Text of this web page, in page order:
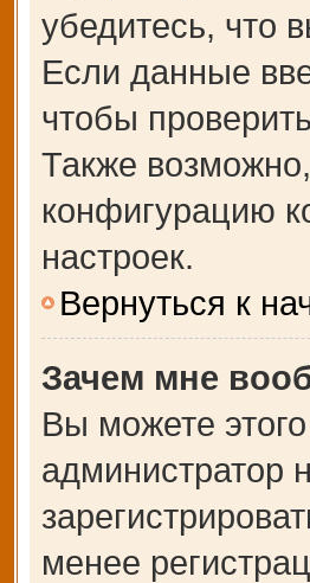
убедитесь, что
Если данные
чтобы
Также
конфигурацию
настроек.
Вернуться к
Зачем мне
Вы можете
администратор
менее